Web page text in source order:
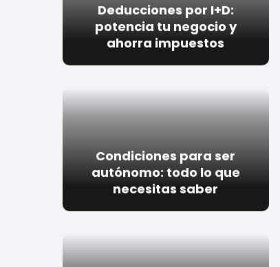
Deducciones por I+D:
potencia tu negocio y
ahorra impuestos
Condiciones para ser
autónomo: todo lo que
necesitas saber